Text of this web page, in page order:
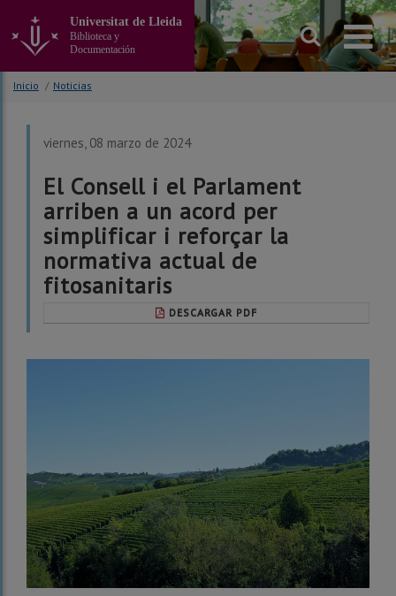
contenido
principal
Universitat de Lleida
Biblioteca y
Documentación
Inicio / Noticias
viernes, 08 marzo de 2024
El Consell i el Parlament
arriben a un acord per
simplificar i reforçar la
normativa actual de
fitosanitaris
DESCARGAR PDF